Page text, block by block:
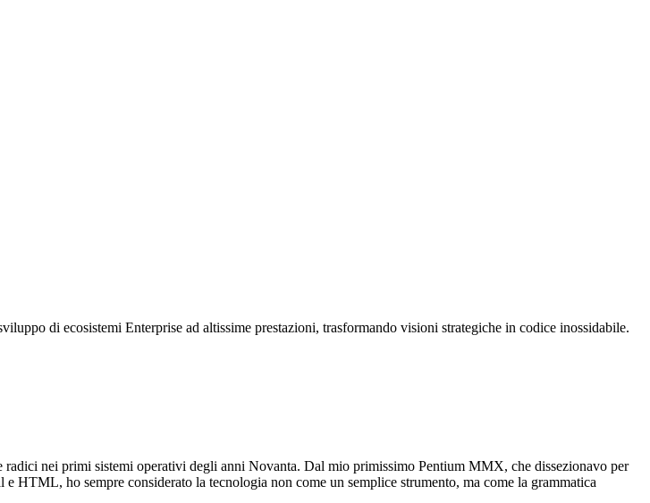
di ecosistemi Enterprise ad altissime prestazioni, trasformando visioni strategiche in codice inossidabile.
nei primi sistemi operativi degli anni Novanta. Dal mio primissimo Pentium MMX, che dissezionavo per
HTML, ho sempre considerato la tecnologia non come un semplice strumento, ma come la grammatica